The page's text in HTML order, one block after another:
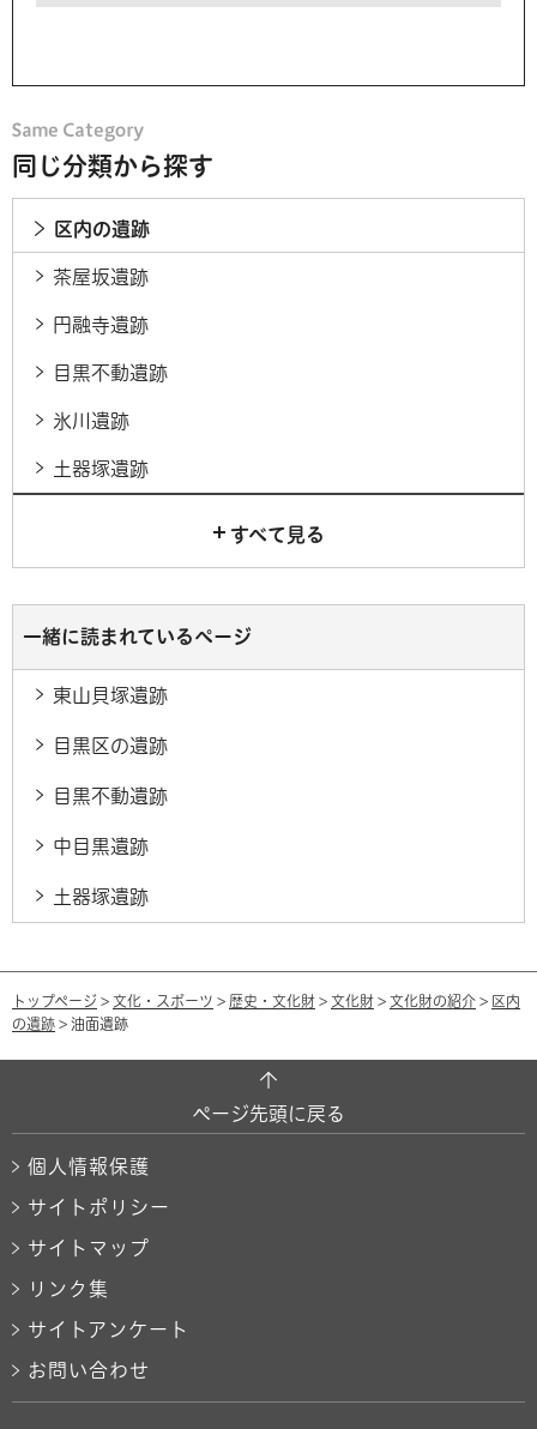
同じ分類から探す
区内の遺跡
茶屋坂遺跡
円融寺遺跡
目黒不動遺跡
氷川遺跡
土器塚遺跡
すべて見る
一緒に読まれているページ
東山貝塚遺跡
目黒区の遺跡
目黒不動遺跡
中目黒遺跡
土器塚遺跡
トップページ > 文化・スポーツ > 歴史・文化財 > 文化財 > 文化財の紹介 > 区内
の遺跡 > 油面遺跡
ページ先頭に戻る
個人情報保護
サイトポリシー
サイトマップ
リンク集
サイトアンケート
お問い合わせ